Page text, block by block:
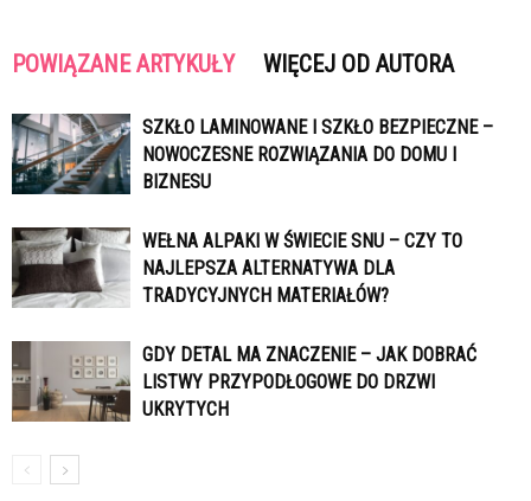
POWIĄZANE ARTYKUŁY WIĘCEJ OD AUTORA
SZKŁO LAMINOWANE I SZKŁO BEZPIECZNE –
NOWOCZESNE ROZWIĄZANIA DO DOMU I
BIZNESU
WEŁNA ALPAKI W ŚWIECIE SNU – CZY TO
NAJLEPSZA ALTERNATYWA DLA
TRADYCYJNYCH MATERIAŁÓW?
GDY DETAL MA ZNACZENIE – JAK DOBRAĆ
LISTWY PRZYPODŁOGOWE DO DRZWI
UKRYTYCH